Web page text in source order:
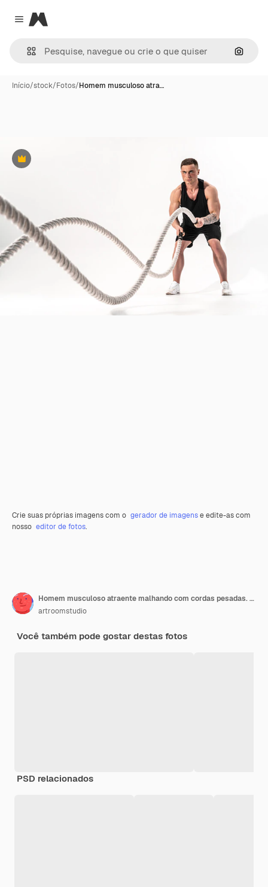
Close menu
Magnific
Início/stock/Fotos/Homem musculoso atra…
Premium
Crie suas próprias imagens com o gerador de imagense edite-as com
nosso editor de fotos.
Homem musculoso atraente malhando com cordas pesadas. Foto de homem bonito em roupas esportivas, isolada na parede branca. Crossfit
artroomstudio
Você também pode gostar destas fotos
PSD relacionados